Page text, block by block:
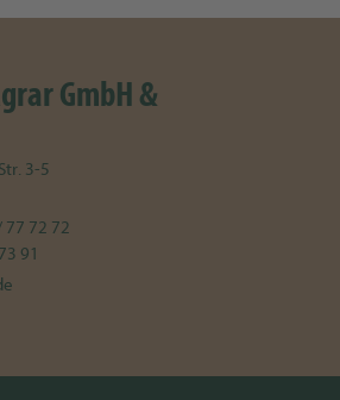
GmbH &
3-5
77 72 72
91